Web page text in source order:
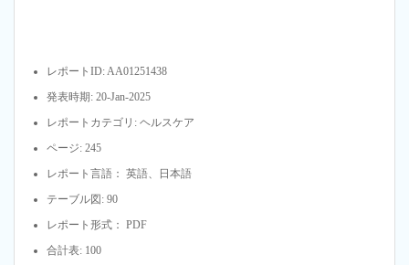
レポートID: AA01251438
発表時期: 20-Jan-2025
レポートカテゴリ: ヘルスケア
ページ: 245
レポート言語： 英語、日本語
テーブル図: 90
レポート形式： PDF
合計表: 100